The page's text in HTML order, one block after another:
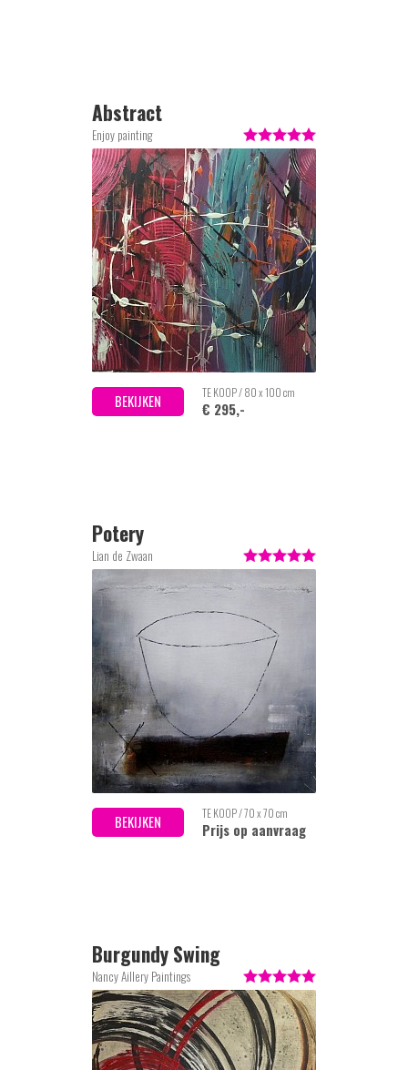
Abstract
Enjoy painting
BEKIJKEN TE KOOP / 80 x 100 cm
€ 295,-
Potery
Lian de Zwaan
BEKIJKEN TE KOOP / 70 x 70 cm
Prijs op aanvraag
Burgundy Swing
Nancy Aillery Paintings